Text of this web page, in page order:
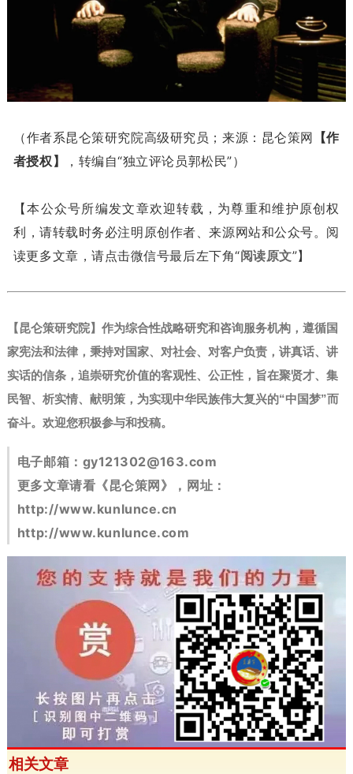
（作者系昆仑策研究院高级研究员；来源：昆仑策网 【作
者授权】
，转编自“独立评论员郭松民”）
【本公众号所编发文章欢迎转载，为尊重和维护原创权
利，请转载时务必注明原创作者、来源网站和公众号。阅
读更多文章，请点击微信号最后左下角“阅读原文”】
【昆仑策研究院】作为综合性战略研究和咨询服务机构，遵循国
家宪法和法律，秉持对国家、对社会、对客户负责，讲真话、讲
实话的信条，追崇研究价值的客观性、公正性，旨在聚贤才、集
民智、析实情、献明策，为实现中华民族伟大复兴的“中国梦”而
奋斗。 欢迎您积极参与和投稿。
电子邮箱： gy121302@163.com
更多文章请看《昆仑策网》，网址：
http://www.kunlunce.cn
http://www.kunlunce.com
相关文章